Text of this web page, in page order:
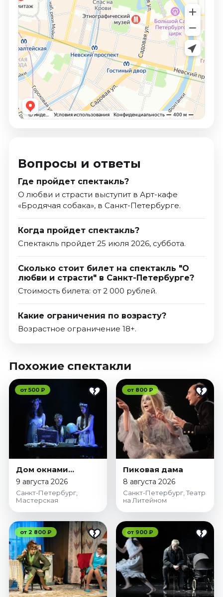
Вопросы и ответы
Где пройдет спектакль?
О любви и страсти выступит в Арт-кафе
«Бродячая собака», в Санкт-Петербурге.
Когда пройдет спектакль?
Спектакль пройдет 25 июля 2026, суббота.
Сколько стоит билет на спектакль "О
любви и страсти" в Санкт-Петербурге?
Стоимость билета: от 2 000 рублей.
Какие ограничения по возрасту?
Возрастное ограничение 18+.
Похожие спектакли
от 500 ₽
Дом окнами…
9 августа 2026
Санкт-Петербург,
Мастерская
от 800 ₽
Пиковая дама
8 августа 2026
Санкт-Петербург, Театр
на Литейном
от 2 800 ₽ от 900 ₽